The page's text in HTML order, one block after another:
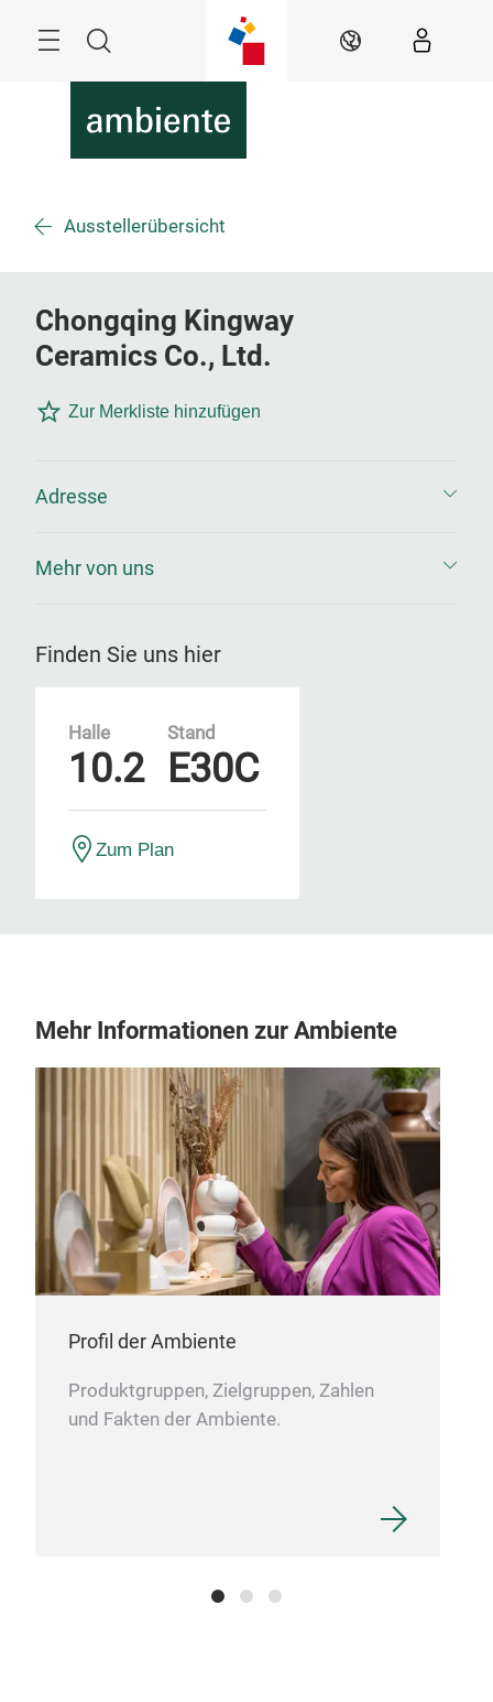
Suche DE
Ausstellerübersicht
Chongqing Kingway
Ceramics Co., Ltd.
Zur Merkliste hinzufügen
Adresse
Mehr von uns
Finden Sie uns hier
Halle
10.2
Stand
E30C
Zum Plan
Mehr Informationen zur Ambiente
Profil der Ambiente
Produktgruppen, Zielgruppen, Zahlen
und Fakten der Ambiente.